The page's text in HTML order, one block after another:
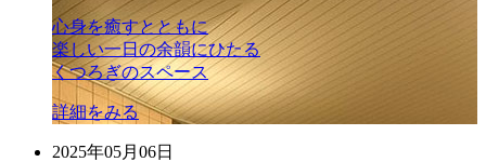
心身を癒すとともに
楽しい一日の余韻にひたる
くつろぎのスペース
詳細をみる
2025年05月06日